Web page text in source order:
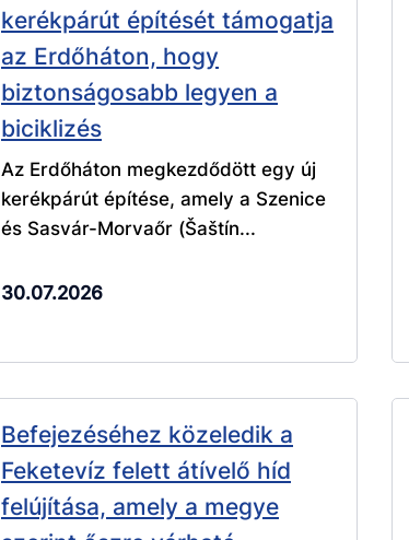
kerékpárút építését támogatja
az Erdőháton, hogy
biztonságosabb legyen a
biciklizés
Az Erdőháton megkezdődött egy új
kerékpárút építése, amely a Szenice
és Sasvár-Morvaőr (Šaštín...
30.07.2026
Befejezéséhez közeledik a
Feketevíz felett átívelő híd
felújítása, amely a megye